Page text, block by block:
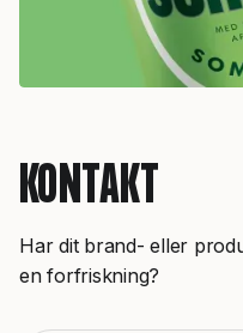
KONTAKT
Har dit brand- eller
en forfriskning?